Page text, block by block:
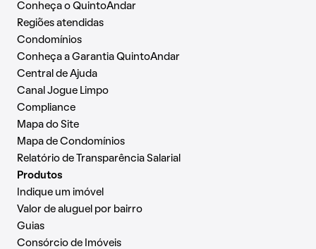
Conheça o QuintoAndar
Regiões atendidas
Condomínios
Conheça a Garantia QuintoAndar
Central de Ajuda
Canal Jogue Limpo
Compliance
Mapa do Site
Mapa de Condomínios
Relatório de Transparência Salarial
Produtos
Indique um imóvel
Valor de aluguel por bairro
Guias
Consórcio de Imóveis